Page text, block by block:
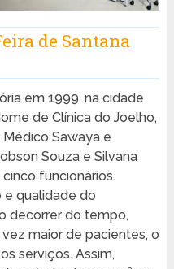
de Santana
em 1999, na cidade
de Clínica do Joelho,
Sawaya e
Souza e Silvana
funcionários.
e qualidade do
decorrer do tempo,
maior de pacientes, o
serviços. Assim,